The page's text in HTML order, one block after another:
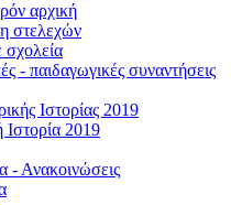
αρχική
στελεχών
σχολεία
- παιδαγωγικές συναντήσεις
Ιστορίας 2019
2019
- Ανακοινώσεις